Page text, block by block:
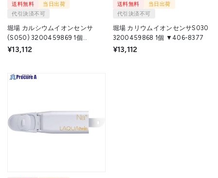
送料無料
当日出荷
代引決済不可
堀場 カルシウムイオンセンサ
(S050) 3200459869 1個
▼406-8352
¥13,112
送料無料
当日出荷
代引決済不可
堀場 カリウムイオンセンサS030
3200459868 1個 ▼406-8377
¥13,112